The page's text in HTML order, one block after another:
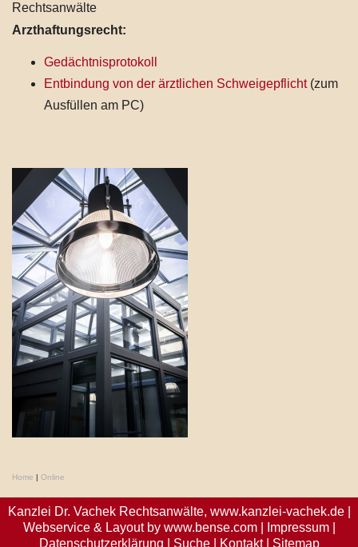
Rechtsanwälte
Arzthaftungsrecht:
Gedächtnisprotokoll
Entbindung von der ärztlichen Schweigepflicht(zum
Ausfüllen am PC)
Home | Online
Kanzlei Dr. Vachek Rechtsanwälte, www.kanzlei-vachek.de|
Webservice & Layout by www.bense.com| Impressum|
Datenschutzerklärung
Suche| Kontakt| Sitemap